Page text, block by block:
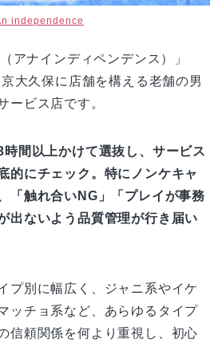
independence
アナインディペンデンス）」
大久保に店舗を構える老舗の男
ービス店です。
間以上かけて選抜し、サービス
的にチェック。特にノンケキャ
「触れ合いNG」「プレイが事務
出ないよう品質管理が行き届い
プ別に幅広く、ジャニ系やイケ
ッチョ系など、あらゆるタイプ
信頼関係を何より重視し、初心